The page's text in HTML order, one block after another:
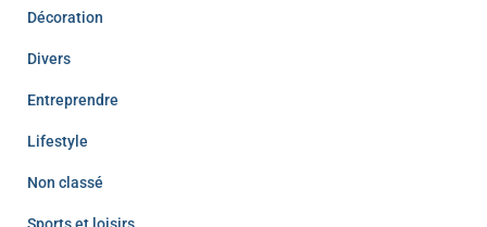
Décoration
Divers
Entreprendre
Lifestyle
Non classé
Sports et loisirs